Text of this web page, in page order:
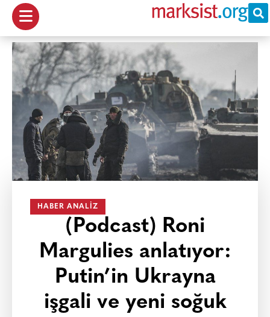
HABER ANALIZ
(Podcast) Roni
Margulies anlatıyor:
Putin’in Ukrayna
işgali ve yeni soğuk